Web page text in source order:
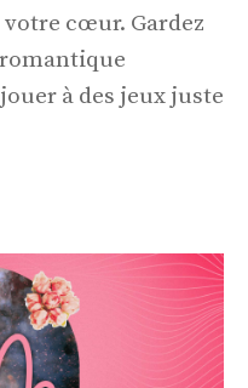
cœur. Gardez
à des jeux juste